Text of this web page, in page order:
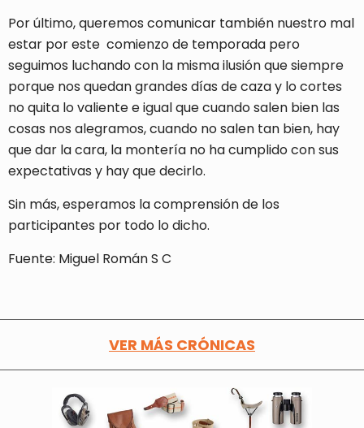
Por último, queremos comunicar también nuestro mal
estar por este comienzo de temporada pero
seguimos luchando con la misma ilusión que siempre
porque nos quedan grandes días de caza y lo cortes
no quita lo valiente e igual que cuando salen bien las
cosas nos alegramos, cuando no salen tan bien, hay
que dar la cara, la montería no ha cumplido con sus
expectativas y hay que decirlo.
Sin más, esperamos la comprensión de los
participantes por todo lo dicho.
Fuente: Miguel Román S C
VER MÁS CRÓNICAS